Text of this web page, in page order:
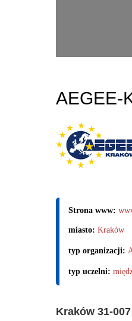
AEGEE-
Strona www:
miasto: Kraków
typ organizacji:
typ uczelni:
Kraków 31-007